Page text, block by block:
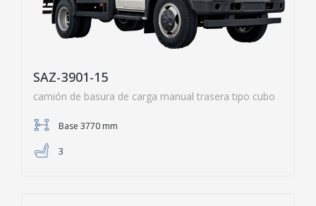
SAZ-3901-15
camión de basura de carga manual trasera tipo cubo
Base 3770 mm
3